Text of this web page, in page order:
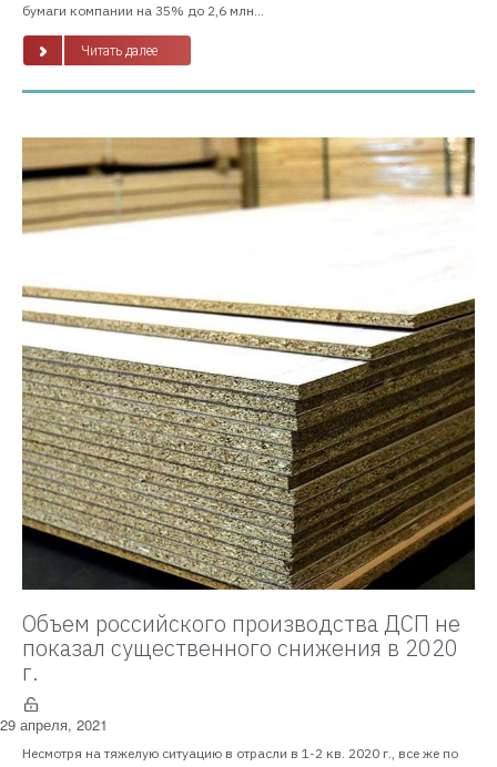
бумаги компании на 35% до 2,6 млн...
Читать далее
Объем российского производства ДСП не
показал существенного снижения в 2020
г.
29 апреля, 2021
Несмотря на тяжелую ситуацию в отрасли в 1-2 кв. 2020 г., все же по